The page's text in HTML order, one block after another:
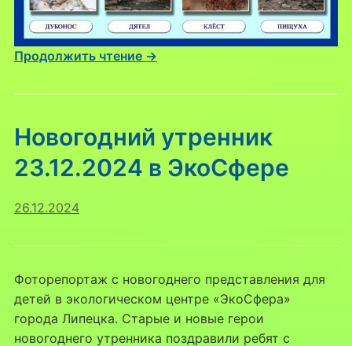
Продолжить чтение →
Новогодний утренник
23.12.2024 в ЭкоСфере
26.12.2024
Фоторепортаж с новогоднего представления для
детей в экологическом центре «ЭкоСфера»
города Липецка. Старые и новые герои
новогоднего утренника поздравили ребят с